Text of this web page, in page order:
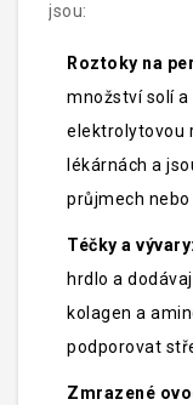
jsou:
Roztoky na
množství solí
elektrolytovou
lékárnách a
průjmech
Téčky a vývary:
hrdlo a
kolagen a
podporovat
Zmrazené